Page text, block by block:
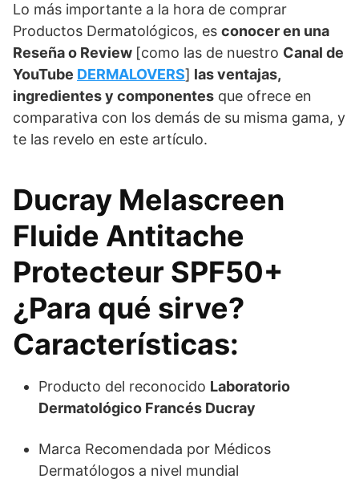
Lo más importante a la hora de comprar
Productos Dermatológicos, es conocer en una
Reseña o Review [como las de nuestro Canal de
YouTube DERMALOVERS] las ventajas,
ingredientes y componentes que ofrece en
comparativa con los demás de su misma gama, y
te las revelo en este artículo.
Ducray Melascreen
Fluide Antitache
Protecteur SPF50+
¿Para qué sirve?
Características:
Producto del reconocido Laboratorio
Dermatológico Francés Ducray
Marca Recomendada por Médicos
Dermatólogos a nivel mundial